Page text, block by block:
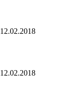
12.02.2018
12.02.2018